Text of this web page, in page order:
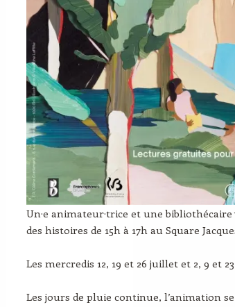
Un·e animateur·trice et une
des histoires de 15h à 17h au Square
Les mercredis 12, 19 et 26 juillet et 2, 9 et
Les jours de pluie continue, l’animation